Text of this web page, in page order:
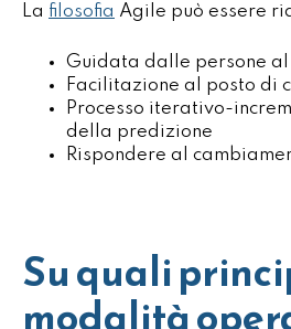
La filosofia Agile può essere
Guidata dalle persone
Facilitazione al posto di
Processo iterativo-
della predizione
Rispondere al
Su quali
modalità